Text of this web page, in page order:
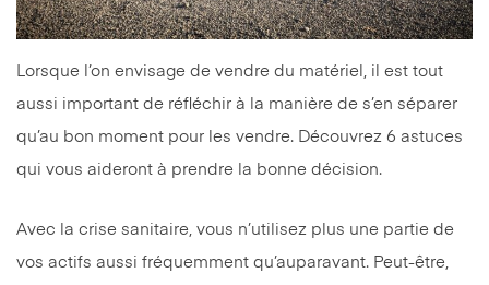
Lorsque l’on envisage de vendre du matériel, il est tout
aussi important de réfléchir à la manière de s’en séparer
qu’au bon moment pour les vendre. Découvrez 6 astuces
qui vous aideront à prendre la bonne décision.
Avec la crise sanitaire, vous n’utilisez plus une partie de
vos actifs aussi fréquemment qu’auparavant. Peut-être,